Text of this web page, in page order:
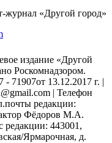
журнал «Другой город»
издание «Другой
Роскомнадзором.
13.12.2017 г. |
| Телефон
редакции:
Фёдоров М.А.
443001,
Ярмарочная, д.